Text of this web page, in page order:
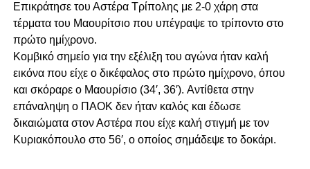
Επικράτησε του Αστέρα Τρίπολης με 2-0 χάρη στα
τέρματα του Μαουρίτσιο που υπέγραψε το τρίποντο στο
πρώτο ημίχρονο.
Κομβικό σημείο για την εξέλιξη του αγώνα ήταν καλή
εικόνα που είχε ο δικέφαλος στο πρώτο ημίχρονο, όπου
και σκόραρε ο Μαουρίσιο (34′, 36′). Αντίθετα στην
επάναληψη ο ΠΑΟΚ δεν ήταν καλός και έδωσε
δικαιώματα στον Αστέρα που είχε καλή στιγμή με τον
Κυριακόπουλο στο 56′, ο οποίος σημάδεψε το δοκάρι.